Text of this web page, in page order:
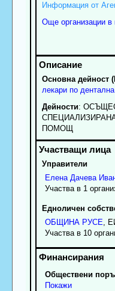
Информация от
Още организации в
Основна дейност
лекари по
Дейности:
ПОМОЩ
Управители
Елена Дачева
Участва в 1
Едноличен
ОБЩИНА РУСЕ,
Участва в 10
Обществени
Покажи